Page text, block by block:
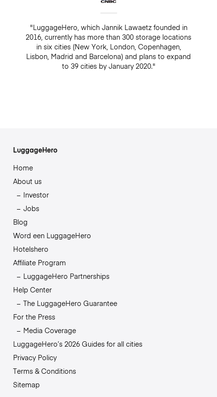
"LuggageHero, which Jannik Lawaetz founded in
2016, currently has more than 300 storage locations
in six cities (New York, London, Copenhagen,
Lisbon, Madrid and Barcelona) and plans to expand
to 39 cities by January 2020."
LuggageHero
Home
About us
Investor
Jobs
Blog
Word een LuggageHero
Hotelshero
Affiliate Program
LuggageHero Partnerships
Help Center
The LuggageHero Guarantee
For the Press
Media Coverage
LuggageHero’s 2026 Guides for all cities
Privacy Policy
Terms & Conditions
Sitemap